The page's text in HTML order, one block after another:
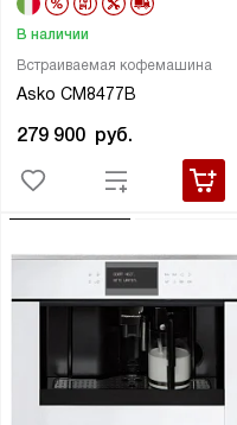
Встраиваемая кофемашина
Asko CM8477B
В наличии
279 900 руб.